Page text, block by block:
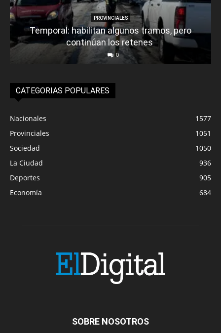
PROVINCIALES
Temporal: habilitan algunos tramos, pero
continúan los retenes
0
CATEGORIAS POPULARES
Nacionales
1577
Provinciales
1051
Sociedad
1050
La Ciudad
936
Deportes
905
Economía
684
SOBRE NOSOTROS